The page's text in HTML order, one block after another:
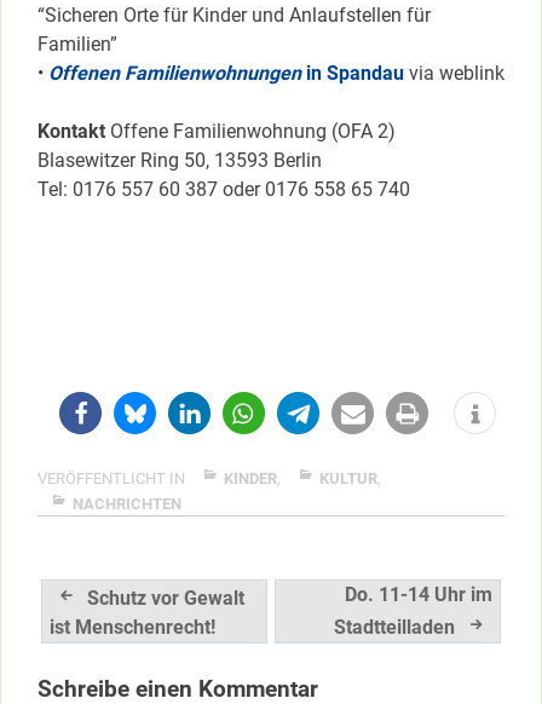
“Sicheren Orte für Kinder und Anlaufstellen für
Familien”
• Offenen Familienwohnungenin Spandau via weblink
Kontakt Offene Familienwohnung (OFA 2)
Blasewitzer Ring 50, 13593 Berlin
Tel: 0176 557 60 387 oder 0176 558 65 740
VERÖFFENTLICHT IN KINDER KULTUR
NACHRICHTEN
Beitragsnavigation
Schutz vor Gewalt
ist Menschenrecht!
Do. 11-14 Uhr im
Stadtteilladen
Schreibe einen Kommentar